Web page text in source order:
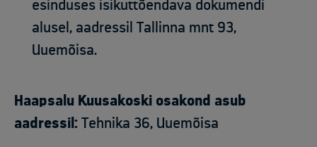
esinduses isikuttõendava dokumendi
alusel , aadressil Tallinna mnt 93,
Uuemõisa.
Haapsalu Kuusakoski osakond asub
aadressil: Tehnika 36, Uuemõisa